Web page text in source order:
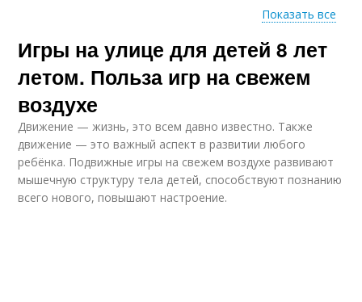
Игры для маленьких Веселые игры
Летние игры Малоподвижные игры
Показать все
Игры на улице для детей 8 лет
летом. Польза игр на свежем
воздухе
Движение — жизнь, это всем давно известно. Также
движение — это важный аспект в развитии любого
ребёнка. Подвижные игры на свежем воздухе развивают
мышечную структуру тела детей, способствуют познанию
всего нового, повышают настроение.